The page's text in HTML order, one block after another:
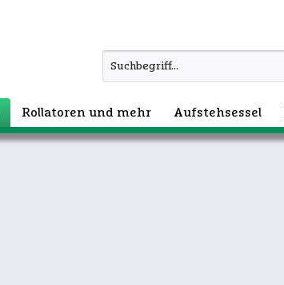
Rollatoren und mehr Aufstehsessel